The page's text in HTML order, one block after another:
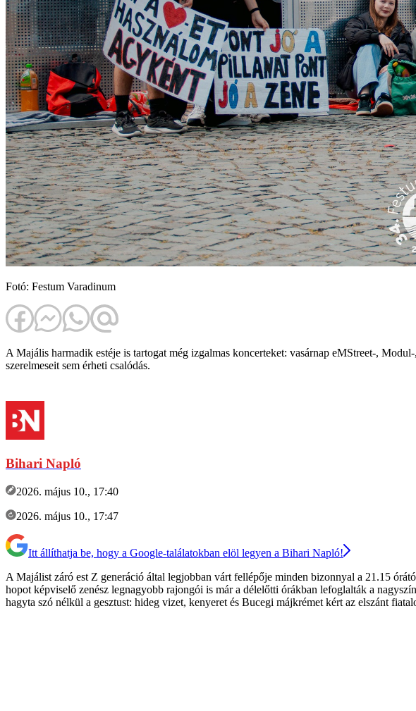
Fotó: Festum Varadinum
A Majális harmadik estéje is tartogat még izgalmas koncerteket: vasárnap eMStreet-,
szerelmeseit sem érheti csalódás.
Bihari Napló
2026. május 10., 17:40
2026. május 10., 17:47
Itt állíthatja be, hogy a Google-találatokban elöl legyen a Bihari Napló!
A Majálist záró est Z generáció által legjobban várt fellépője minden bizonnyal a 21.15
hopot képviselő zenész legnagyobb rajongói is már a délelőtti órákban lefoglalták a
hagyta szó nélkül a gesztust: hideg vizet, kenyeret és Bucegi májkrémet kért az elszánt